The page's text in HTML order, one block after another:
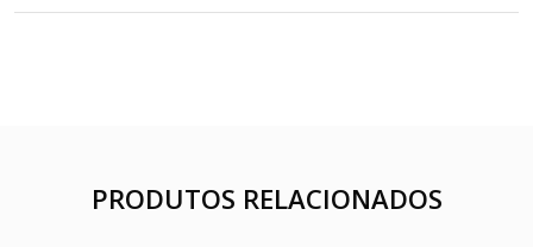
PRODUTOS RELACIONADOS